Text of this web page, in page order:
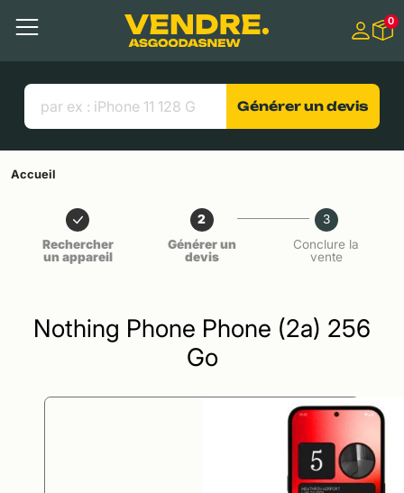
Contenu principal
Menu
Liens utiles
0
Générer un devis
Accueil
Rechercher
un appareil
2
Générer un
devis
3
Conclure la
vente
Nothing Phone Phone (2a) 256
Go